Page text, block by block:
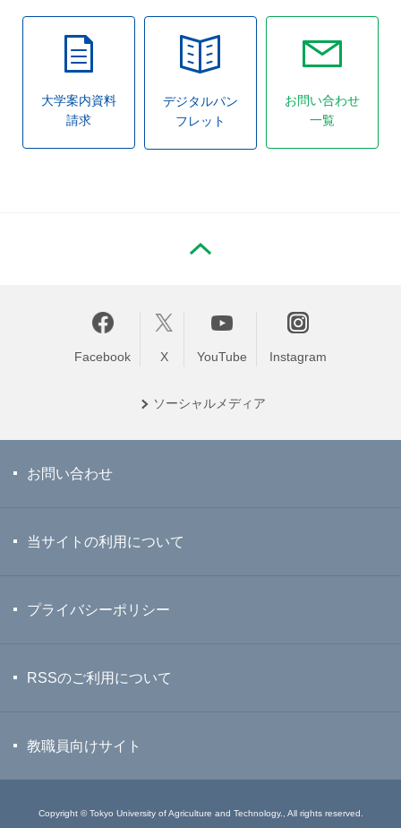
大学案内資料
請求
デジタルパン
フレット
お問い合わせ
一覧
Facebook X YouTube Instagram
ソーシャル メディア
お問い合わせ
当サイトの利用について
プライバシーポリシー
RSSのご利用について
教職員向けサイト
Copyright © Tokyo University of Agriculture and Technology., All rights reserved.